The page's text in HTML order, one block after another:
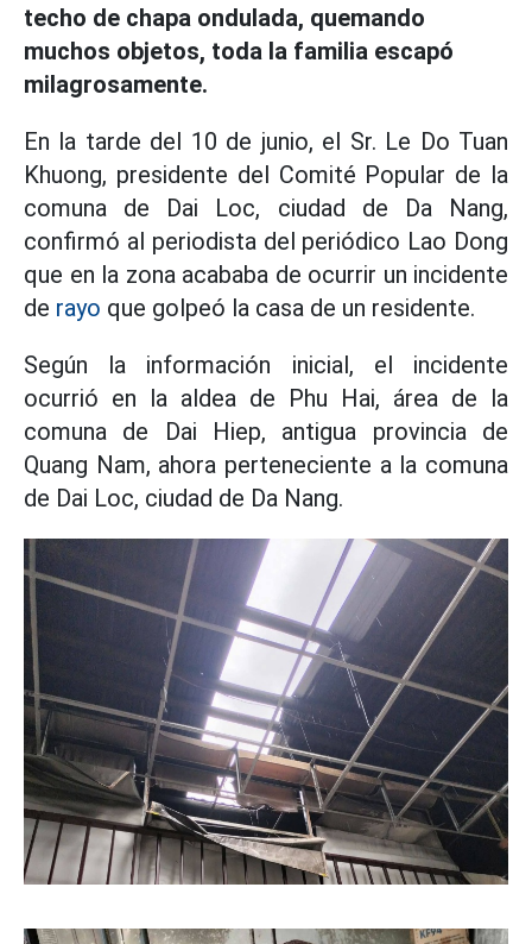
techo de chapa ondulada, quemando
muchos objetos, toda la familia escapó
milagrosamente.
En la tarde del 10 de junio, el Sr. Le Do Tuan
Khuong, presidente del Comité Popular de la
comuna de Dai Loc, ciudad de Da Nang,
confirmó al periodista del periódico Lao Dong
que en la zona acababa de ocurrir un incidente
de rayo que golpeó la casa de un residente.
Según la información inicial, el incidente
ocurrió en la aldea de Phu Hai, área de la
comuna de Dai Hiep, antigua provincia de
Quang Nam, ahora perteneciente a la comuna
de Dai Loc, ciudad de Da Nang.